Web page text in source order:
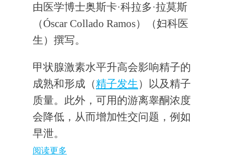
由医学博士奥斯卡·科拉多·拉莫斯
（Óscar Collado Ramos）（妇科医
生）撰写。
甲状腺激素水平升高会影响精子的
成熟和形成（精子发生 ）以及精子
质量。此外，可用的游离睾酮浓度
会降低，从而增加性交问题，例如
早泄。
阅读更多